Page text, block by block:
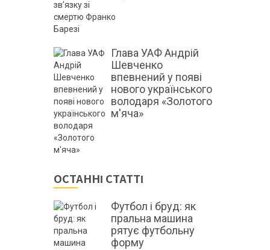
Глава УАФ Андрій
Шевченко
впевнений у появі
нового українського
володаря «Золотого
м'яча»
ОСТАННІ СТАТТІ
Футбол і бруд: як
пральна машина
рятує футбольну
форму